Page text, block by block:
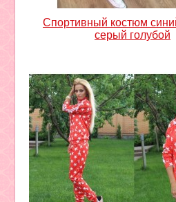
Спортивный костюм
серый голубой